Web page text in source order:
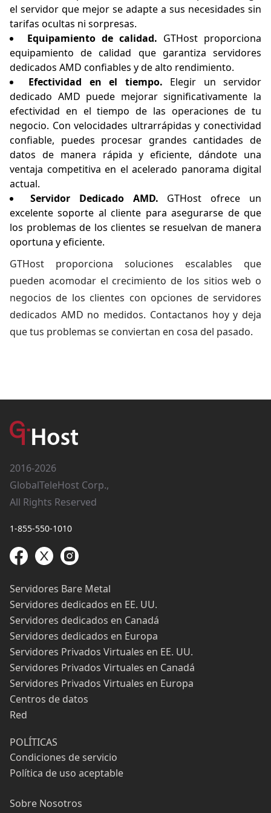
el servidor que mejor se adapte a sus necesidades sin
tarifas ocultas ni sorpresas.
Equipamiento de calidad. GTHost proporciona
equipamiento de calidad que garantiza servidores
dedicados AMD confiables y de alto rendimiento.
Efectividad en el tiempo. Elegir un servidor
dedicado AMD puede mejorar significativamente la
efectividad en el tiempo de las operaciones de tu
negocio. Con velocidades ultrarrápidas y conectividad
confiable, puedes procesar grandes cantidades de
datos de manera rápida y eficiente, dándote una
ventaja competitiva en el acelerado panorama digital
actual.
Servidor Dedicado AMD. GTHost ofrece un
excelente soporte al cliente para asegurarse de que
los problemas de los clientes se resuelvan de manera
oportuna y eficiente.
GTHost proporciona soluciones escalables que
pueden acomodar el crecimiento de los sitios web o
negocios de los clientes con opciones de servidores
dedicados AMD no medidos. Contactanos hoy y deja
que tus problemas se conviertan en cosa del pasado.
2016-2026
GlobalTeleHost Corp.,
All Rights Reserved
1-855-550-1010
Servidores Bare Metal
Servidores dedicados en EE. UU.
Servidores dedicados en Canadá
Servidores dedicados en Europa
Servidores Privados Virtuales en EE. UU.
Servidores Privados Virtuales en Canadá
Servidores Privados Virtuales en Europa
Centros de datos
Red
POLÍTICAS
Condiciones de servicio
Política de uso aceptable
Sobre Nosotros